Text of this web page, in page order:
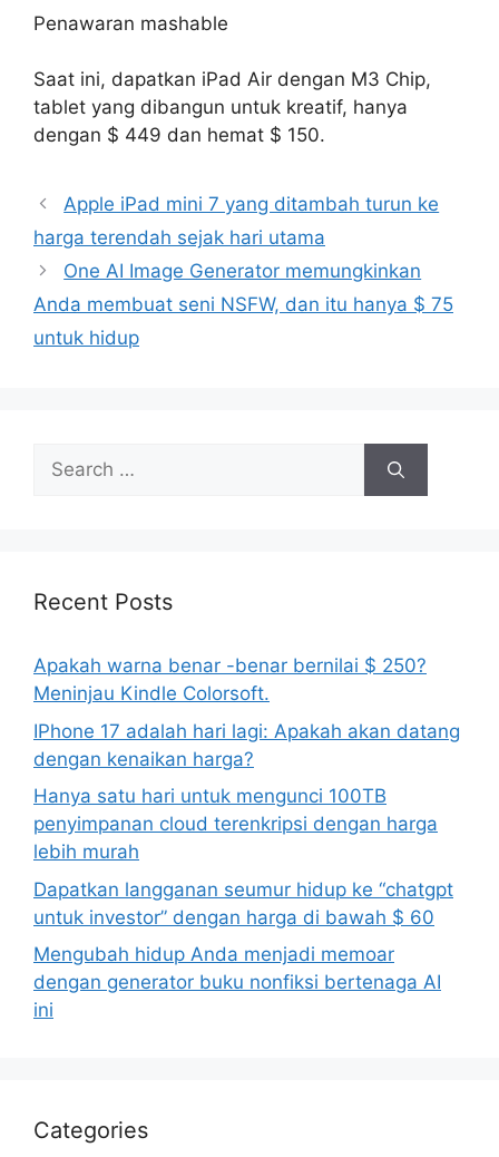
Penawaran mashable
Saat ini, dapatkan iPad Air dengan M3 Chip,
tablet yang dibangun untuk kreatif, hanya
dengan $ 449 dan hemat $ 150.
Apple iPad mini 7 yang ditambah turun ke
harga terendah sejak hari utama
One AI Image Generator memungkinkan
Anda membuat seni NSFW, dan itu hanya $ 75
untuk hidup
Search
for:
Recent Posts
Apakah warna benar -benar bernilai $ 250?
Meninjau Kindle Colorsoft.
IPhone 17 adalah hari lagi: Apakah akan datang
dengan kenaikan harga?
Hanya satu hari untuk mengunci 100TB
penyimpanan cloud terenkripsi dengan harga
lebih murah
Dapatkan langganan seumur hidup ke “chatgpt
untuk investor” dengan harga di bawah $ 60
Mengubah hidup Anda menjadi memoar
dengan generator buku nonfiksi bertenaga AI
ini
Categories